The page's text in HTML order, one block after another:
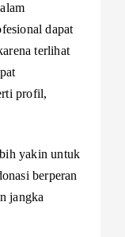
dapat
terlihat
profil,
yakin untuk
berperan
jangka